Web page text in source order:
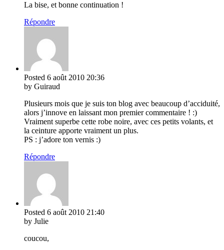
La bise, et bonne continuation !
Répondre
Posted 6 août 2010 20:36
by Guiraud
Plusieurs mois que je suis ton blog avec beaucoup d’acciduité,
alors j’innove en laissant mon premier commentaire ! :)
Vraiment superbe cette robe noire, avec ces petits volants, et
la ceinture apporte vraiment un plus.
PS : j’adore ton vernis :)
Répondre
Posted 6 août 2010 21:40
by Julie
coucou,